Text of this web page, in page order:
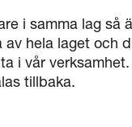
i samma lag så
hela laget och
i vår
tillbaka.